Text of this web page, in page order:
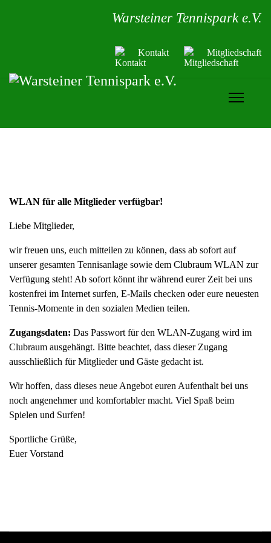
Warsteiner Tennispark e.V.
Kontakt Mitgliedschaft
WLAN für alle Mitglieder verfügbar!
Liebe Mitglieder,
wir freuen uns, euch mitteilen zu können, dass ab sofort auf
unserer gesamten Tennisanlage sowie dem Clubraum WLAN zur
Verfügung steht! Ab sofort könnt ihr während eurer Zeit bei uns
kostenfrei im Internet surfen, E-Mails checken oder eure neuesten
Tennis-Momente in den sozialen Medien teilen.
Zugangsdaten: Das Passwort für den WLAN-Zugang wird im
Clubraum ausgehängt. Bitte beachtet, dass dieser Zugang
ausschließlich für Mitglieder und Gäste gedacht ist.
Wir hoffen, dass dieses neue Angebot euren Aufenthalt bei uns
noch angenehmer und komfortabler macht. Viel Spaß beim
Spielen und Surfen!
Sportliche Grüße,
Euer Vorstand